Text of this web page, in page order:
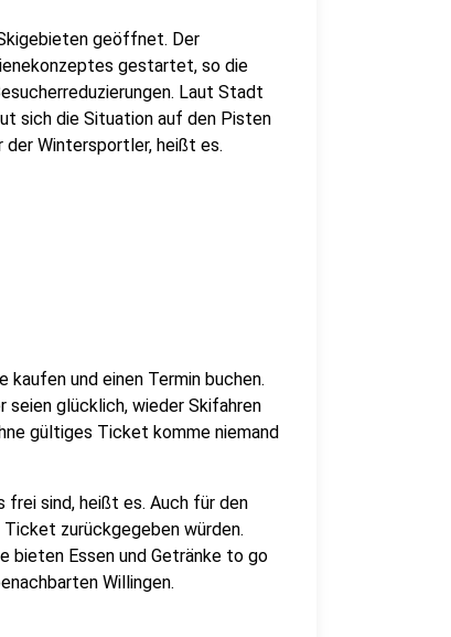
geöffnet. Der
gestartet, so die
Laut Stadt
sich die Situation auf den Pisten
der Wintersportler, heißt es.
und einen Termin buchen.
seien glücklich, wieder Skifahren
gültiges Ticket komme niemand
frei sind, heißt es. Auch für den
zurückgegeben würden.
bieten Essen und Getränke to go
Willingen.